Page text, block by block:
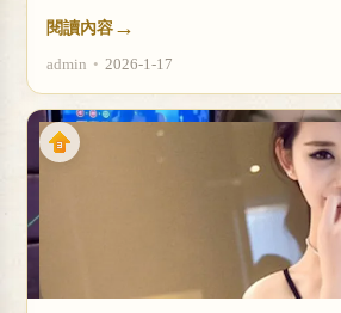
閱讀內容 →
admin • 2026-1-17